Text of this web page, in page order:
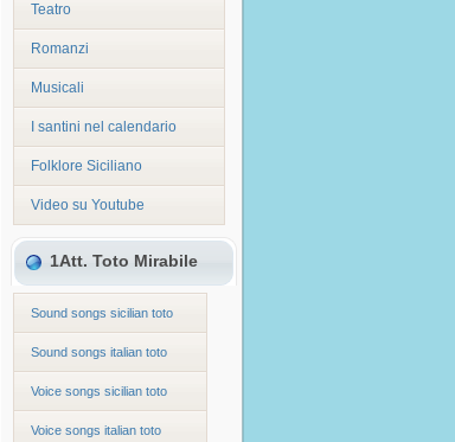
Teatro
Romanzi
Musicali
I santini nel calendario
Folklore Siciliano
Video su Youtube
1Att. Toto Mirabile
Sound songs sicilian toto
Sound songs italian toto
Voice songs sicilian toto
Voice songs italian toto